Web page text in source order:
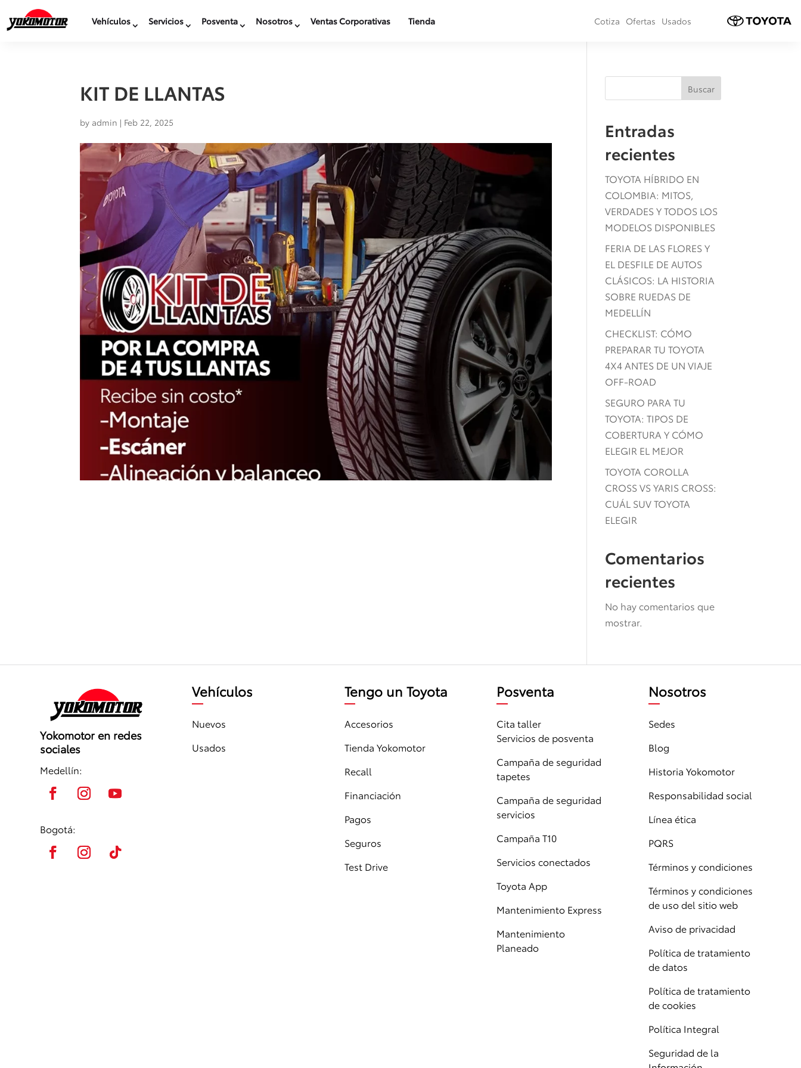
Vehículos Servicios Posventa Nosotros Ventas Corporativas Tienda Cotiza Ofertas Usados
KIT DE LLANTAS
by admin | Feb 22, 2025
Buscar
Entradas
recientes
TOYOTA HÍBRIDO EN
COLOMBIA: MITOS,
VERDADES Y TODOS LOS
MODELOS DISPONIBLES
FERIA DE LAS FLORES Y
EL DESFILE DE AUTOS
CLÁSICOS: LA HISTORIA
SOBRE RUEDAS DE
MEDELLÍN
CHECKLIST: CÓMO
PREPARAR TU TOYOTA
4X4 ANTES DE UN VIAJE
OFF-ROAD
SEGURO PARA TU
TOYOTA: TIPOS DE
COBERTURA Y CÓMO
ELEGIR EL MEJOR
TOYOTA COROLLA
CROSS VS YARIS CROSS:
CUÁL SUV TOYOTA
ELEGIR
Comentarios
recientes
No hay comentarios que
mostrar.
Yokomotor en redes
sociales
Medellín:
Bogotá:
Vehículos
Nuevos
Usados
Tengo un Toyota
Accesorios
Tienda Yokomotor
Recall
Financiación
Pagos
Seguros
Test Drive
Posventa
Cita taller
Servicios de posventa
Campaña de seguridad
tapetes
Campaña de seguridad
servicios
Campaña T10
Servicios conectados
Toyota App
Mantenimiento Express
Mantenimiento
Planeado
Nosotros
Sedes
Blog
Historia Yokomotor
Responsabilidad social
Línea ética
PQRS
Términos y condiciones
Términos y condiciones
de uso del sitio web
Aviso de privacidad
Política de tratamiento
de datos
Política de tratamiento
de cookies
Política Integral
Seguridad de la